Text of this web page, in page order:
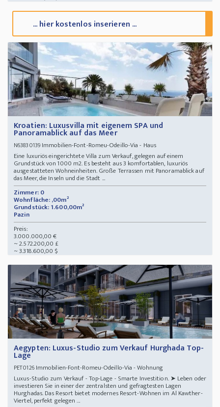
... hier kostenlos inserieren ...
Kroatien: Luxusvilla mit eigenem SPA und
Panoramablick auf das Meer
N63830139Immobilien-Font-Romeu-Odeillo-Via - Haus
Eine luxuriös eingerichtete Villa zum Verkauf, gelegen auf einem
Grundstück von 1000 m2. Es besteht aus 3 komfortablen, luxuriös
ausgestatteten Wohneinheiten. Große Terrassen mit Panoramablick auf
das Meer, die Inseln und die Stadt ...
Zimmer: 0
Wohnfläche: ,00m²
Grundstück: 1.600,00m²
Pazin
Preis:
3.000.000,00 €
~ 2.572.200,00 £
~ 3.318.600,00 $
Aegypten: Luxus-Studio zum Verkauf Hurghada Top-
Lage
PET0126Immobilien-Font-Romeu-Odeillo-Via - Wohnung
Luxus-Studio zum Verkauf - Top-Lage - Smarte Investition. ➤ Leben oder
investieren Sie in einer der zentralsten und gefragtesten Lagen
Hurghadas. Das Resort bietet modernes Resort-Wohnen im Al Kawther-
Viertel, perfekt gelegen ...